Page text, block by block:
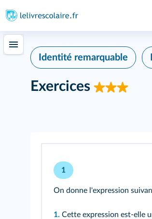
Identité remarquable
Exercices
1
On donne l'expression
1. Cette expression est-elle